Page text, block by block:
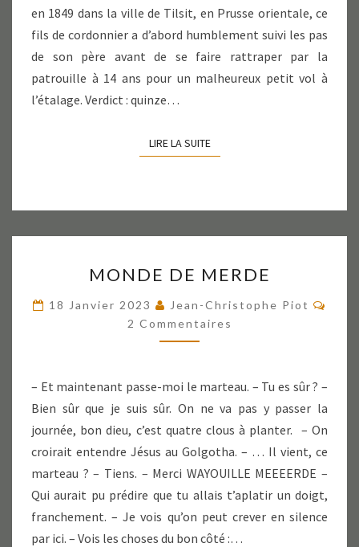
en 1849 dans la ville de Tilsit, en Prusse orientale, ce
fils de cordonnier a d’abord humblement suivi les pas
de son père avant de se faire rattraper par la
patrouille à 14 ans pour un malheureux petit vol à
l’étalage. Verdict : quinze…
LIRE LA SUITELIRE LA SUITE
DE
MONDE DE MERDE
18 Janvier 2023 Jean-Christophe Piot
2 Commentaires
– Et maintenant passe-moi le marteau. – Tu es sûr ? –
Bien sûr que je suis sûr. On ne va pas y passer la
journée, bon dieu, c’est quatre clous à planter. – On
croirait entendre Jésus au Golgotha. – … Il vient, ce
marteau ? – Tiens. – Merci WAYOUILLE MEEEERDE –
Qui aurait pu prédire que tu allais t’aplatir un doigt,
franchement. – Je vois qu’on peut crever en silence
par ici. – Vois les choses du bon côté :…